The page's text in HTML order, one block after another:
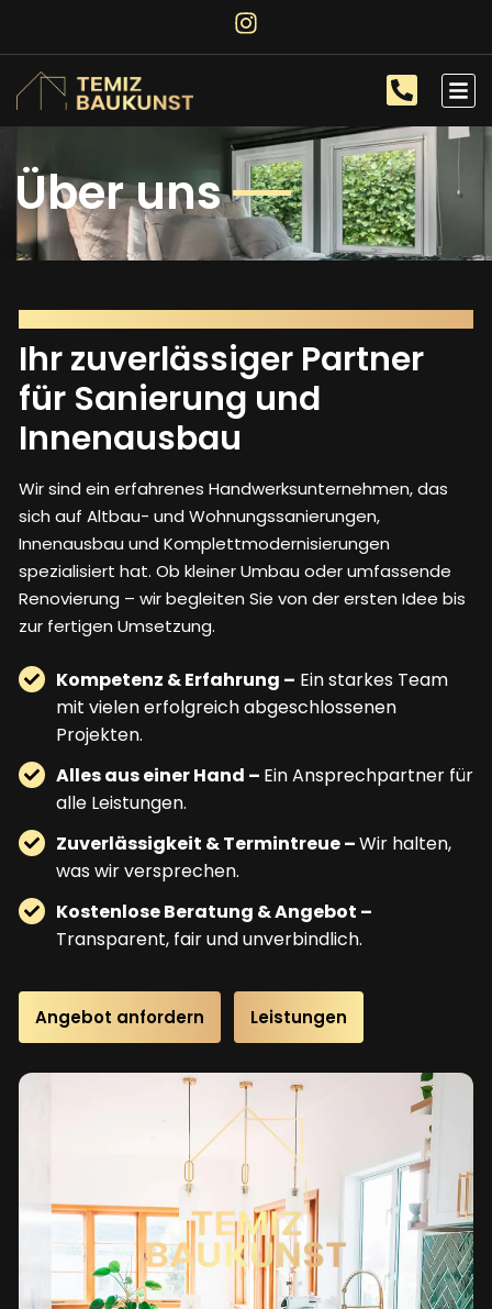
Über uns
TEMIZ BAUKUNST
Ihr zuverlässiger Partner
für Sanierung und
Innenausbau
Wir sind ein erfahrenes Handwerksunternehmen, das
sich auf Altbau- und Wohnungssanierungen,
Innenausbau und Komplettmodernisierungen
spezialisiert hat. Ob kleiner Umbau oder umfassende
Renovierung – wir begleiten Sie von der ersten Idee bis
zur fertigen Umsetzung.
Kompetenz & Erfahrung – Ein starkes Team
mit vielen erfolgreich abgeschlossenen
Projekten.
Alles aus einer Hand – Ein Ansprechpartner für
alle Leistungen.
Zuverlässigkeit & Termintreue –Wir halten,
was wir versprechen.
Kostenlose Beratung & Angebot –
Transparent, fair und unverbindlich.
Angebot anfordern Leistungen